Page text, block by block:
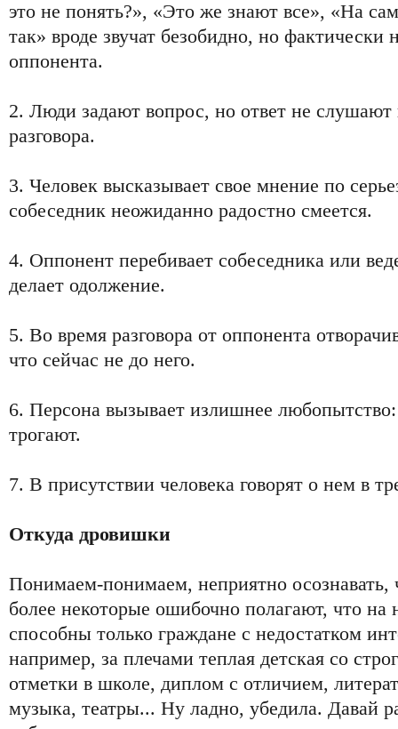
это не понять?», «Это же знают все», «На
так» вроде звучат безобидно, но фактически
оппонента.
2. Люди задают вопрос, но ответ не
разговора.
3. Человек высказывает свое мнение по
собеседник неожиданно радостно смеется.
4. Оппонент перебивает собеседника или
делает одолжение.
5. Во время разговора от оппонента
что сейчас не до него.
6. Персона вызывает излишнее любопытство:
трогают.
7. В присутствии человека говорят о нем в
Откуда дровишки
Понимаем-понимаем, неприятно
более некоторые ошибочно полагают, что на
способны только граждане с недостатком
например, за плечами теплая детская со
отметки в школе, диплом с отличием,
музыка, театры... Ну ладно, убедила. Давай